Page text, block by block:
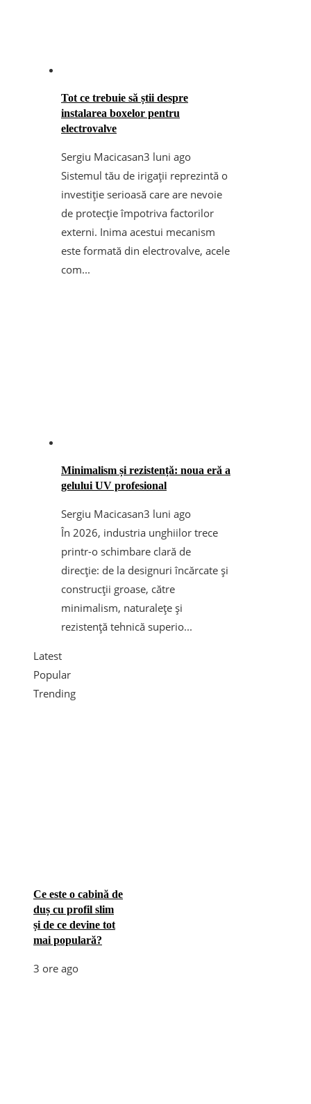
Tot ce trebuie să știi despre
instalarea boxelor pentru
electrovalve
Sergiu Macicasan3 luni ago
Sistemul tău de irigații reprezintă o
investiție serioasă care are nevoie
de protecție împotriva factorilor
externi. Inima acestui mecanism
este formată din electrovalve, acele
com...
Minimalism și rezistență: noua eră a
gelului UV profesional
Sergiu Macicasan3 luni ago
În 2026, industria unghiilor trece
printr-o schimbare clară de
direcție: de la designuri încărcate și
construcții groase, către
minimalism, naturalețe și
rezistență tehnică superio...
Latest
Popular
Trending
Ce este o cabină de
duș cu profil slim
și de ce devine tot
mai populară?
3 ore ago